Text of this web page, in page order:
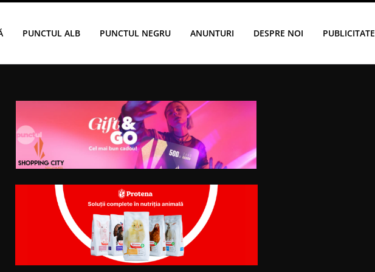
PUNCTUL ALB PUNCTUL NEGRU ANUNTURI DESPRE NOI PUBLICITATE